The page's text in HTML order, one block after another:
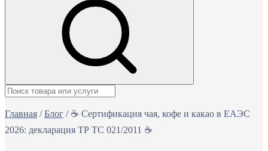
Главная /Блог / ☕ Сертификация чая, кофе и какао в ЕАЭС
2026: декларация ТР ТС 021/2011 ☕